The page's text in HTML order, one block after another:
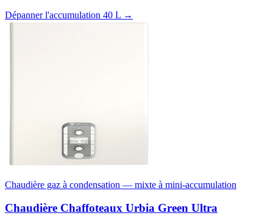
Dépanner l'accumulation 40 L →
Chaudière gaz à condensation — mixte à mini-accumulation
Chaudière Chaffoteaux Urbia Green Ultra